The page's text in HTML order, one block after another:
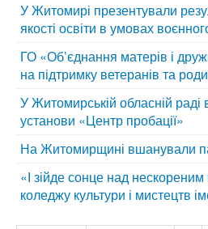
У Житомирі презентували
якості освіти в умовах
ГО «Об’єднання матерів і
на підтримку ветеранів та
У Житомирській обласній раді
установи «Центр пробації»
На Житомирщині вшанували
«І зійде сонце над
коледжу культури і мистецтв